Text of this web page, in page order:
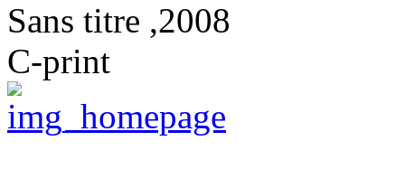
Sans titre ,2008
C-print